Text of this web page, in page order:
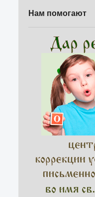
Нам помогают